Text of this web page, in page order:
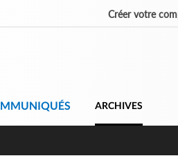
Créer votre
ARCHIVES
vaste campagne contre les